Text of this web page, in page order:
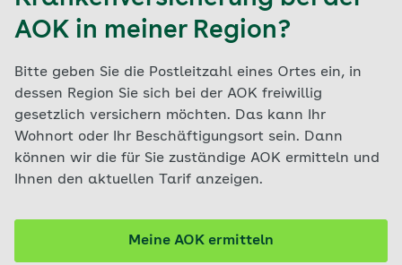
AOK in meiner Region?
Bitte geben Sie die Postleitzahl eines Ortes ein, in
dessen Region Sie sich bei der AOK freiwillig
gesetzlich versichern möchten. Das kann Ihr
Wohnort oder Ihr Beschäftigungsort sein. Dann
können wir die für Sie zuständige AOK ermitteln und
Ihnen den aktuellen Tarif anzeigen.
Meine AOK ermitteln